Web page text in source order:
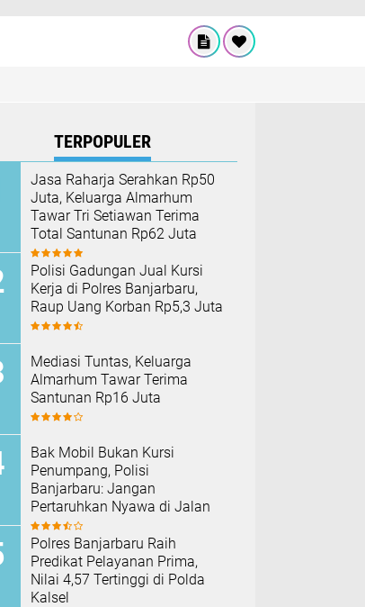
TERPOPULER
Jasa Raharja Serahkan Rp50
Juta, Keluarga Almarhum
Tawar Tri Setiawan Terima
Total Santunan Rp62 Juta
Polisi Gadungan Jual Kursi
Kerja di Polres Banjarbaru,
Raup Uang Korban Rp5,3 Juta
Mediasi Tuntas, Keluarga
Almarhum Tawar Terima
Santunan Rp16 Juta
Bak Mobil Bukan Kursi
Penumpang, Polisi
Banjarbaru: Jangan
Pertaruhkan Nyawa di Jalan
Polres Banjarbaru Raih
Predikat Pelayanan Prima,
Nilai 4,57 Tertinggi di Polda
Kalsel